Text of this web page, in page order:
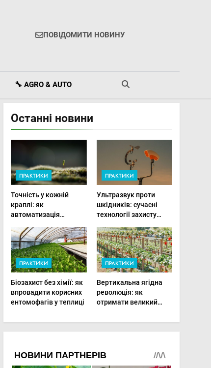
ПОВІДОМИТИ НОВИНУ
🔧 AGRO & AUTO
Останні новини
ПРАКТИКИ
Точність у кожній
краплі: як
автоматизація
прибутки малого
фермера
ПРАКТИКИ
Ультразвук проти
шкідників: сучасні
технології захисту
господарствах
ПРАКТИКИ
Біозахист без хімії: як
впровадити корисних
ентомофагів у теплиці
ПРАКТИКИ
Вертикальна ягідна
революція: як
отримати великий
мінімальній площі